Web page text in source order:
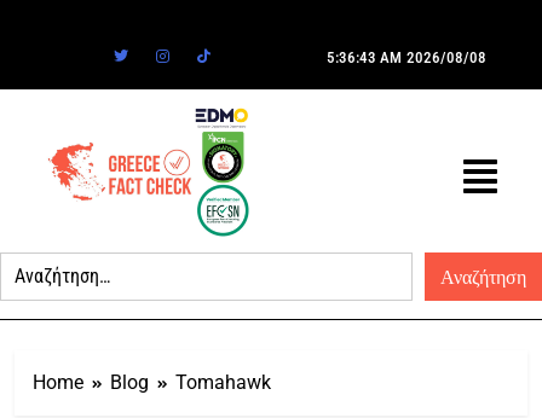
5:36:43 AM 2026/08/08
Home Blog Tomahawk